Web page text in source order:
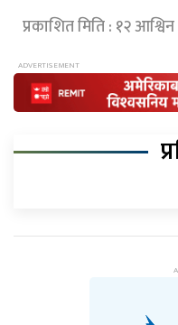
प्रकाशित मिति : १२